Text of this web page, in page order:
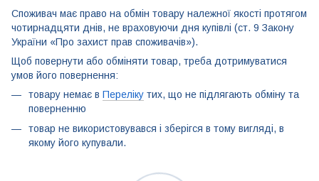
Споживач має право на обмін товару належної якості протягом
чотирнадцяти днів, не враховуючи дня купівлі (ст. 9 Закону
України «Про захист прав споживачів»).
Щоб повернути або обміняти товар, треба дотримуватися
умов його повернення:
товару немає в Переліку тих, що не підлягають обміну та
поверненню
товар не використовувався і зберігся в тому вигляді, в
якому його купували.